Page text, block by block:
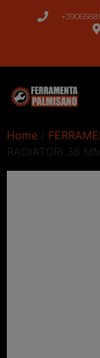
Home /
RADIATORI 38